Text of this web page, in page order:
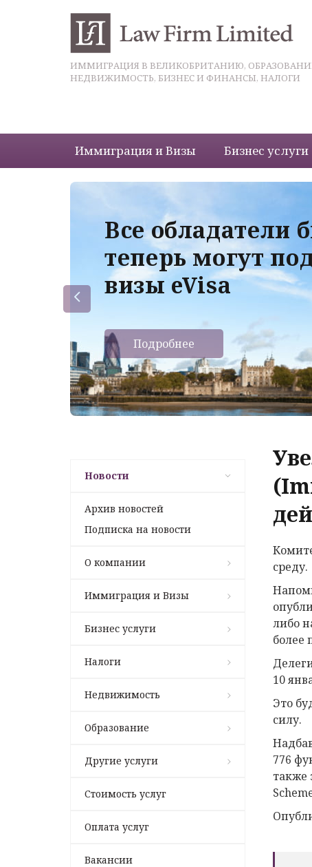
ИММИГРАЦИЯ В ВЕЛИКОБРИТАНИЮ,
НЕДВИЖИМОСТЬ, БИЗНЕС И ФИНАНСЫ, НАЛОГИ
Иммиграция и Визы Бизнес услуги
Все обладатели
теперь могут
визы eVisa
Подробнее
Новости
Архив новостей
Подписка на новости
О компании
Иммиграция и Визы
Бизнес услуги
Налоги
Недвижимость
Образование
Другие услуги
Стоимость услуг
Оплата услуг
Вакансии
среду.
либо
более
10
Это
силу.
776
также